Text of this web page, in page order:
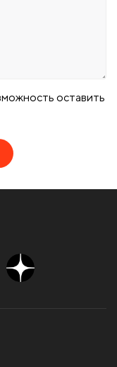
оставить